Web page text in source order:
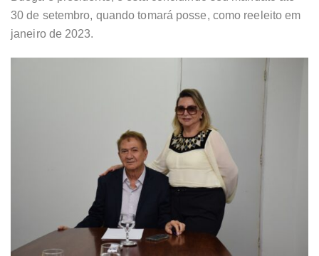
30 de setembro, quando tomará posse, como reeleito em
janeiro de 2023.